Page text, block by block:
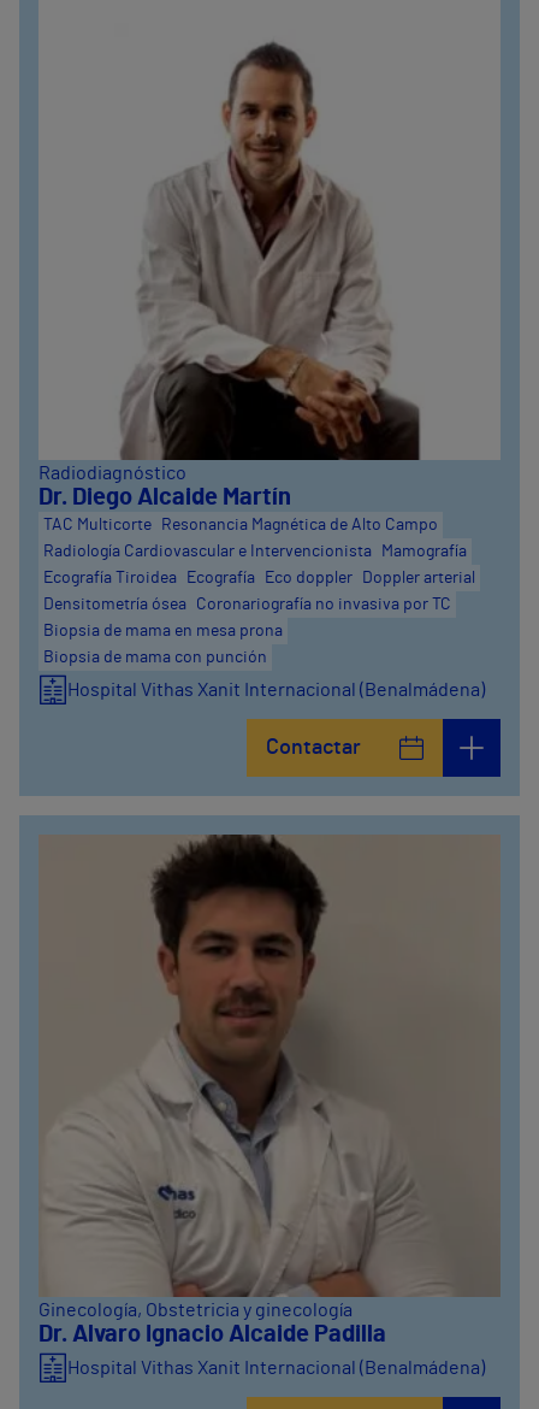
Radiodiagnóstico
Dr. Diego Alcaide Martín
TAC Multicorte
Resonancia Magnética de Alto Campo
Radiología Cardiovascular e Intervencionista
Mamografía
Ecografía Tiroidea
Ecografía Eco doppler
Doppler arterial
Densitometría ósea
Coronariografía no invasiva por TC
Biopsia de mama en mesa prona
Biopsia de mama con punción
Hospital Vithas Xanit Internacional (Benalmádena)
Contactar
Ginecología, Obstetricia y ginecología
Dr. Alvaro Ignacio Alcaide Padilla
Hospital Vithas Xanit Internacional (Benalmádena)